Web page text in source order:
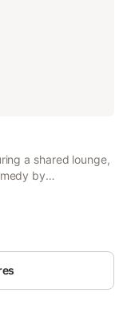
a shared lounge,
by